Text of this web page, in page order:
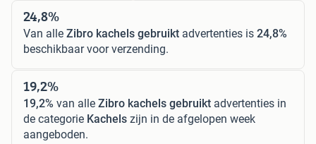
24,8%
Van alle Zibro kachels gebruikt advertenties is 24,8%
beschikbaar voor verzending.
19,2%
19,2% van alle Zibro kachels gebruikt advertenties in
de categorie Kachels zijn in de afgelopen week
aangeboden.